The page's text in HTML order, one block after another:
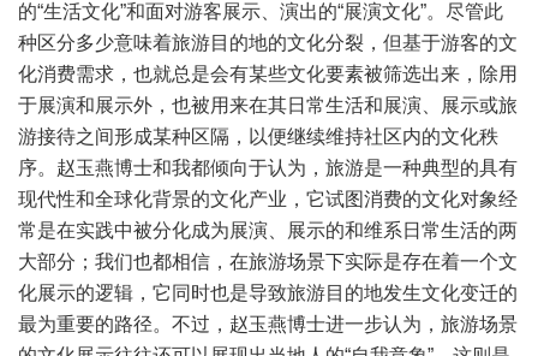
的“生活文化”和面对游客展示、演出的“展演文化”。尽管此
种区分多少意味着旅游目的地的文化分裂，但基于游客的文
化消费需求，也就总是会有某些文化要素被筛选出来，除用
于展演和展示外，也被用来在其日常生活和展演、展示或旅
游接待之间形成某种区隔，以便继续维持社区内的文化秩
序。赵玉燕博士和我都倾向于认为，旅游是一种典型的具有
现代性和全球化背景的文化产业，它试图消费的文化对象经
常是在实践中被分化成为展演、展示的和维系日常生活的两
大部分；我们也都相信，在旅游场景下实际是存在着一个文
化展示的逻辑，它同时也是导致旅游目的地发生文化变迁的
最为重要的路径。不过，赵玉燕博士进一步认为，旅游场景